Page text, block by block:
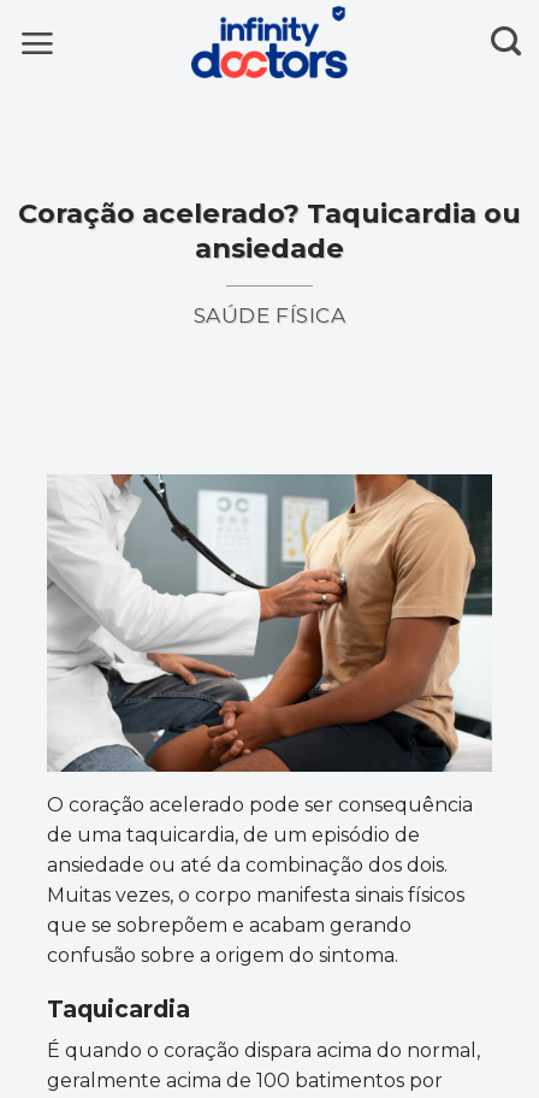
Coração acelerado? Taquicardia ou
ansiedade
SAÚDE FÍSICA
O coração acelerado pode ser consequência
de uma taquicardia, de um episódio de
ansiedade ou até da combinação dos dois.
Muitas vezes, o corpo manifesta sinais físicos
que se sobrepõem e acabam gerando
confusão sobre a origem do sintoma.
Taquicardia
É quando o coração dispara acima do normal,
geralmente acima de 100 batimentos por